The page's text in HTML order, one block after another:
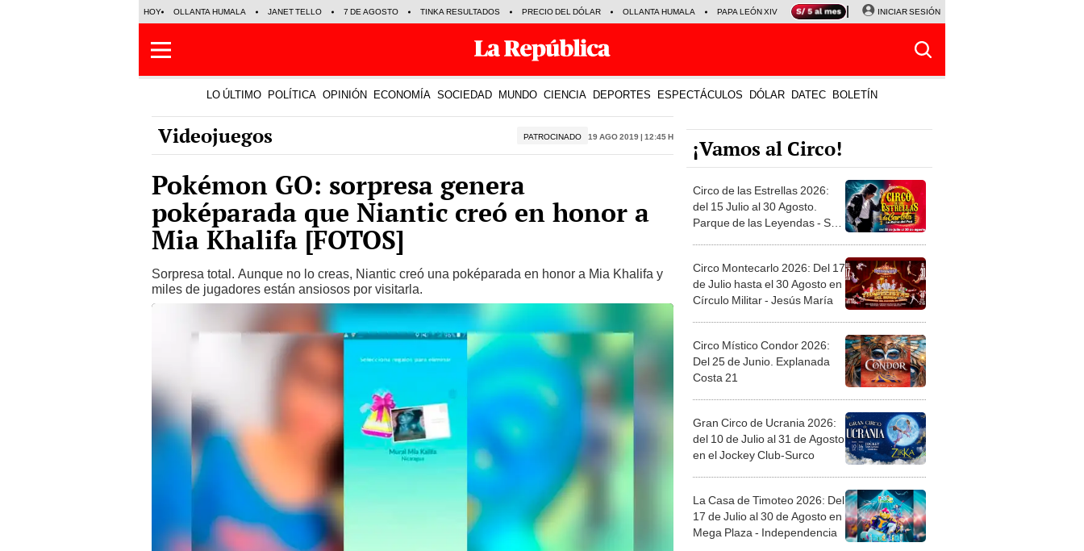
HOY OLLANTA HUMALA JANET TELLO 7 DE AGOSTO TINKA RESULTADOS PRECIO DEL DÓLAR OLLANTA HUMALA PAPA LEÓN XIV NALDY SALDAÑA LA BELLA LUZ
INICIAR SESIÓN
LO ÚLTIMO POLÍTICA OPINIÓN ECONOMÍA SOCIEDAD MUNDO CIENCIA DEPORTES ESPECTÁCULOS DÓLAR DATEC BOLETÍN
Videojuegos PATROCINADO 19 Ago 2019 | 12:45 h
Pokémon GO: sorpresa genera
poképarada que Niantic creó en honor a
Mia Khalifa [FOTOS]
Sorpresa total. Aunque no lo creas, Niantic creó una poképarada en honor a Mia Khalifa y
miles de jugadores están ansiosos por visitarla.
¡Vamos al Circo!
Circo de las Estrellas 2026:
del 15 Julio al 30 Agosto.
Parque de las Leyendas - San
Circo Montecarlo 2026: Del 17
de Julio hasta el 30 Agosto en
Círculo Militar - Jesús María
Circo Místico Condor 2026:
Del 25 de Junio. Explanada
Costa 21
Gran Circo de Ucrania 2026:
del 10 de Julio al 31 de Agosto
en el Jockey Club-Surco
La Casa de Timoteo 2026: Del
17 de Julio al 30 de Agosto en
Mega Plaza - Independencia